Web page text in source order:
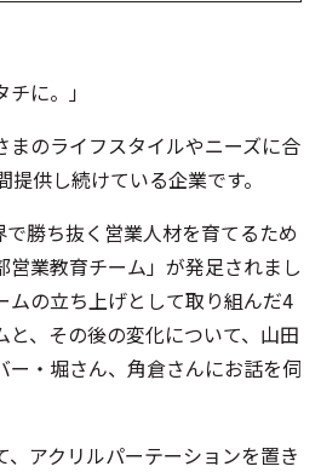
に。」
まのライフスタイルやニーズに合
供し続けている企業です。
勝ち抜く営業人材を育てるため
営業教育チーム」が発足されまし
ムの立ち上げとして取り組んだ4
と、その後の変化について、山田
ー・堀さん、角倉さんにお話を伺
アクリルパーテーションを置き